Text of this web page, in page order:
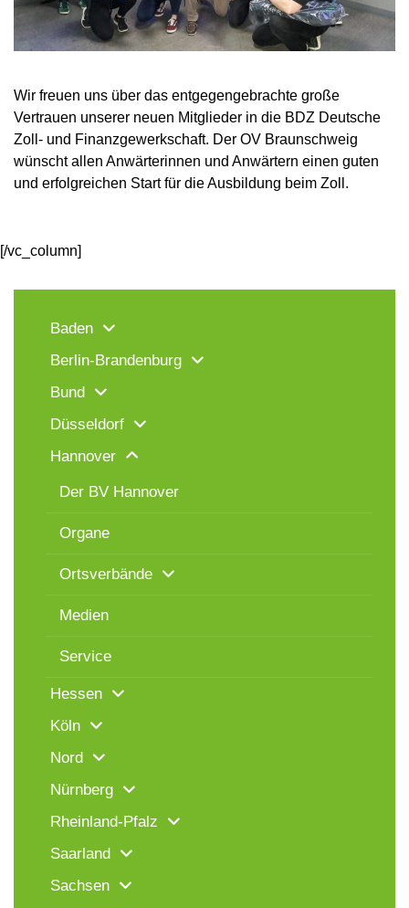
Wir freuen uns über das entgegengebrachte große
Vertrauen unserer neuen Mitglieder in die BDZ Deutsche
Zoll- und Finanzgewerkschaft. Der OV Braunschweig
wünscht allen Anwärterinnen und Anwärtern einen guten
und erfolgreichen Start für die Ausbildung beim Zoll.
[/vc_column]
Baden
Berlin-Brandenburg
Bund
Düsseldorf
Hannover
Der BV Hannover
Organe
Ortsverbände
Medien
Service
Hessen
Köln
Nord
Nürnberg
Rheinland-Pfalz
Saarland
Sachsen